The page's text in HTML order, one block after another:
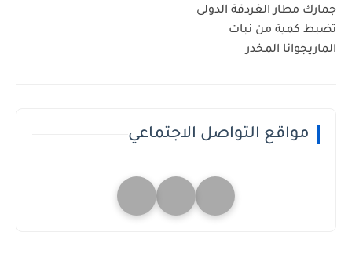
جمارك مطار الغردقة الدولى
تضبط كمية من نبات
الماريجوانا المخدر
مواقع التواصل الاجتماعي